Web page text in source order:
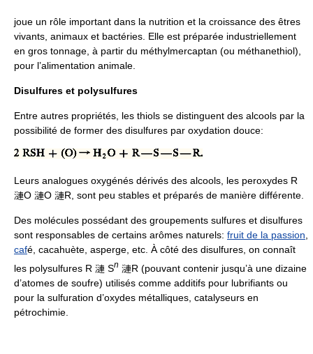
joue un rôle important dans la nutrition et la croissance des êtres
vivants, animaux et bactéries. Elle est préparée industriellement
en gros tonnage, à partir du méthylmercaptan (ou méthanethiol),
pour l’alimentation animale.
Disulfures et polysulfures
Entre autres propriétés, les thiols se distinguent des alcools par la
possibilité de former des disulfures par oxydation douce:
Leurs analogues oxygénés dérivés des alcools, les peroxydes R
漣O 漣O 漣R, sont peu stables et préparés de manière différente.
Des molécules possédant des groupements sulfures et disulfures
sont responsables de certains arômes naturels: fruit de la passion
café, cacahuète, asperge, etc. À côté des disulfures, on connaît
les polysulfures R 漣 Sn 漣R (pouvant contenir jusqu’à une dizaine
d’atomes de soufre) utilisés comme additifs pour lubrifiants ou
pour la sulfuration d’oxydes métalliques, catalyseurs en
pétrochimie.